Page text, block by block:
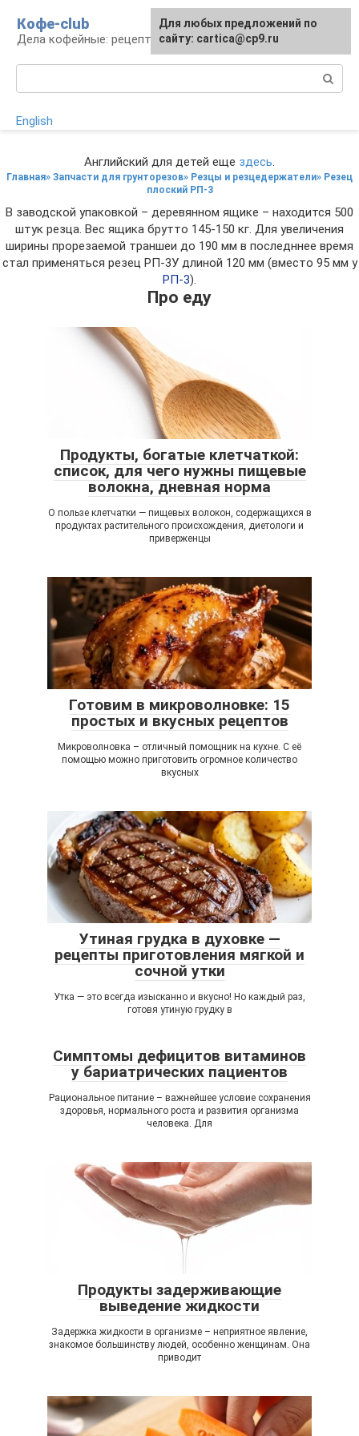
контенту
Кофе-club
Дела кофейные: рецепты и приготовление
English
Английский для детей еще здесь.
Главная» Запчасти для грунторезов» Резцы и резцедержатели» Резец
плоский РП-3
В заводской упаковкой – деревянном ящике – находится 500
штук резца. Вес ящика брутто 145-150 кг. Для увеличения
ширины прорезаемой траншеи до 190 мм в последннее время
стал применяться резец РП-3У длиной 120 мм (вместо 95 мм у
РП-3).
Про еду
Продукты, богатые клетчаткой:
список, для чего нужны пищевые
волокна, дневная норма
О пользе клетчатки — пищевых волокон, содержащихся в
продуктах растительного происхождения, диетологи и
приверженцы
Готовим в микроволновке: 15
простых и вкусных рецептов
Микроволновка – отличный помощник на кухне. С её
помощью можно приготовить огромное количество
вкусных
Утиная грудка в духовке —
рецепты приготовления мягкой и
сочной утки
Утка — это всегда изысканно и вкусно! Но каждый раз,
готовя утиную грудку в
Симптомы дефицитов витаминов
у бариатрических пациентов
Рациональное питание – важнейшее условие сохранения
здоровья, нормального роста и развития организма
человека. Для
Продукты задерживающие
выведение жидкости
Задержка жидкости в организме – неприятное явление,
знакомое большинству людей, особенно женщинам. Она
приводит
Для любых предложений по
сайту: cartica@cp9.ru